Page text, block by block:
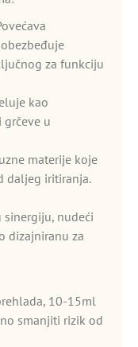
za funkciju
kao
u
materije koje
daljeg iritiranja.
sinergiju, nudeći
dizajniranu za
10-15ml
smanjiti rizik od